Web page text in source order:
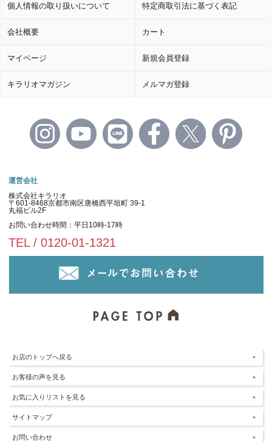
個人情報の取り扱いについて 特定商取引法に基づく表記
会社概要 カート
マイページ 新規会員登録
キラリオマガジン メルマガ登録
運営会社
株式会社キラリオ
〒601-8468京都市南区唐橋西平垣町 39-1
丸福ビル2F
お問い合わせ時間：平日10時-17時
TEL / 0120-01-1321
お店のトップへ戻る
お客様の声を見る
お気に入りリストを見る
サイトマップ
お問い合わせ